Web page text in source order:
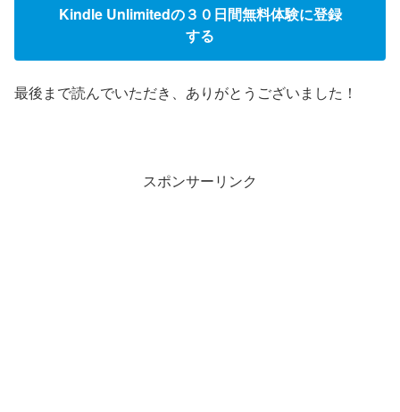
Kindle Unlimitedの３０日間無料体験に登録
する
最後まで読んでいただき、ありがとうございました！
スポンサーリンク